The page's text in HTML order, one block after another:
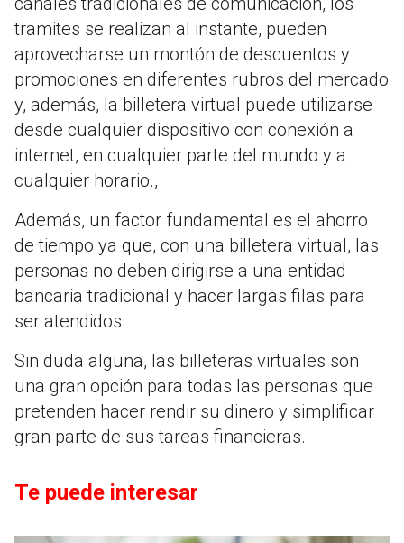
tramites se realizan al instante, pueden
aprovecharse un montón de descuentos y
promociones en diferentes rubros del mercado
y, además, la billetera virtual puede utilizarse
desde cualquier dispositivo con conexión a
internet, en cualquier parte del mundo y a
cualquier horario.,
Además, un factor fundamental es el ahorro
de tiempo ya que, con una billetera virtual, las
personas no deben dirigirse a una entidad
bancaria tradicional y hacer largas filas para
ser atendidos.
Sin duda alguna, las billeteras virtuales son
una gran opción para todas las personas que
pretenden hacer rendir su dinero y simplificar
gran parte de sus tareas financieras.
Te puede interesar